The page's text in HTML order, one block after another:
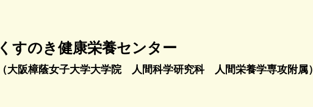
くすのき健康栄養センター
（大阪樟蔭女子大学大学院 人間科学研究科 人間栄養学専攻附属）